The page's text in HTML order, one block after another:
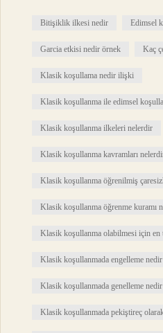
Bitişiklik ilkesi nedir Edimsel
Garcia etkisi nedir örnek Kaç
Klasik koşullama nedir ilişki
Klasik koşullanma ile edimsel
Klasik koşullanma ilkeleri nelerdir
Klasik koşullanma kavramları
Klasik koşullanma öğrenilmiş
Klasik koşullanma öğrenme kuramı
Klasik koşullanma olabilmesi için en
Klasik koşullanmada engelleme nedir
Klasik koşullanmada genelleme nedir
Klasik koşullanmada pekiştireç